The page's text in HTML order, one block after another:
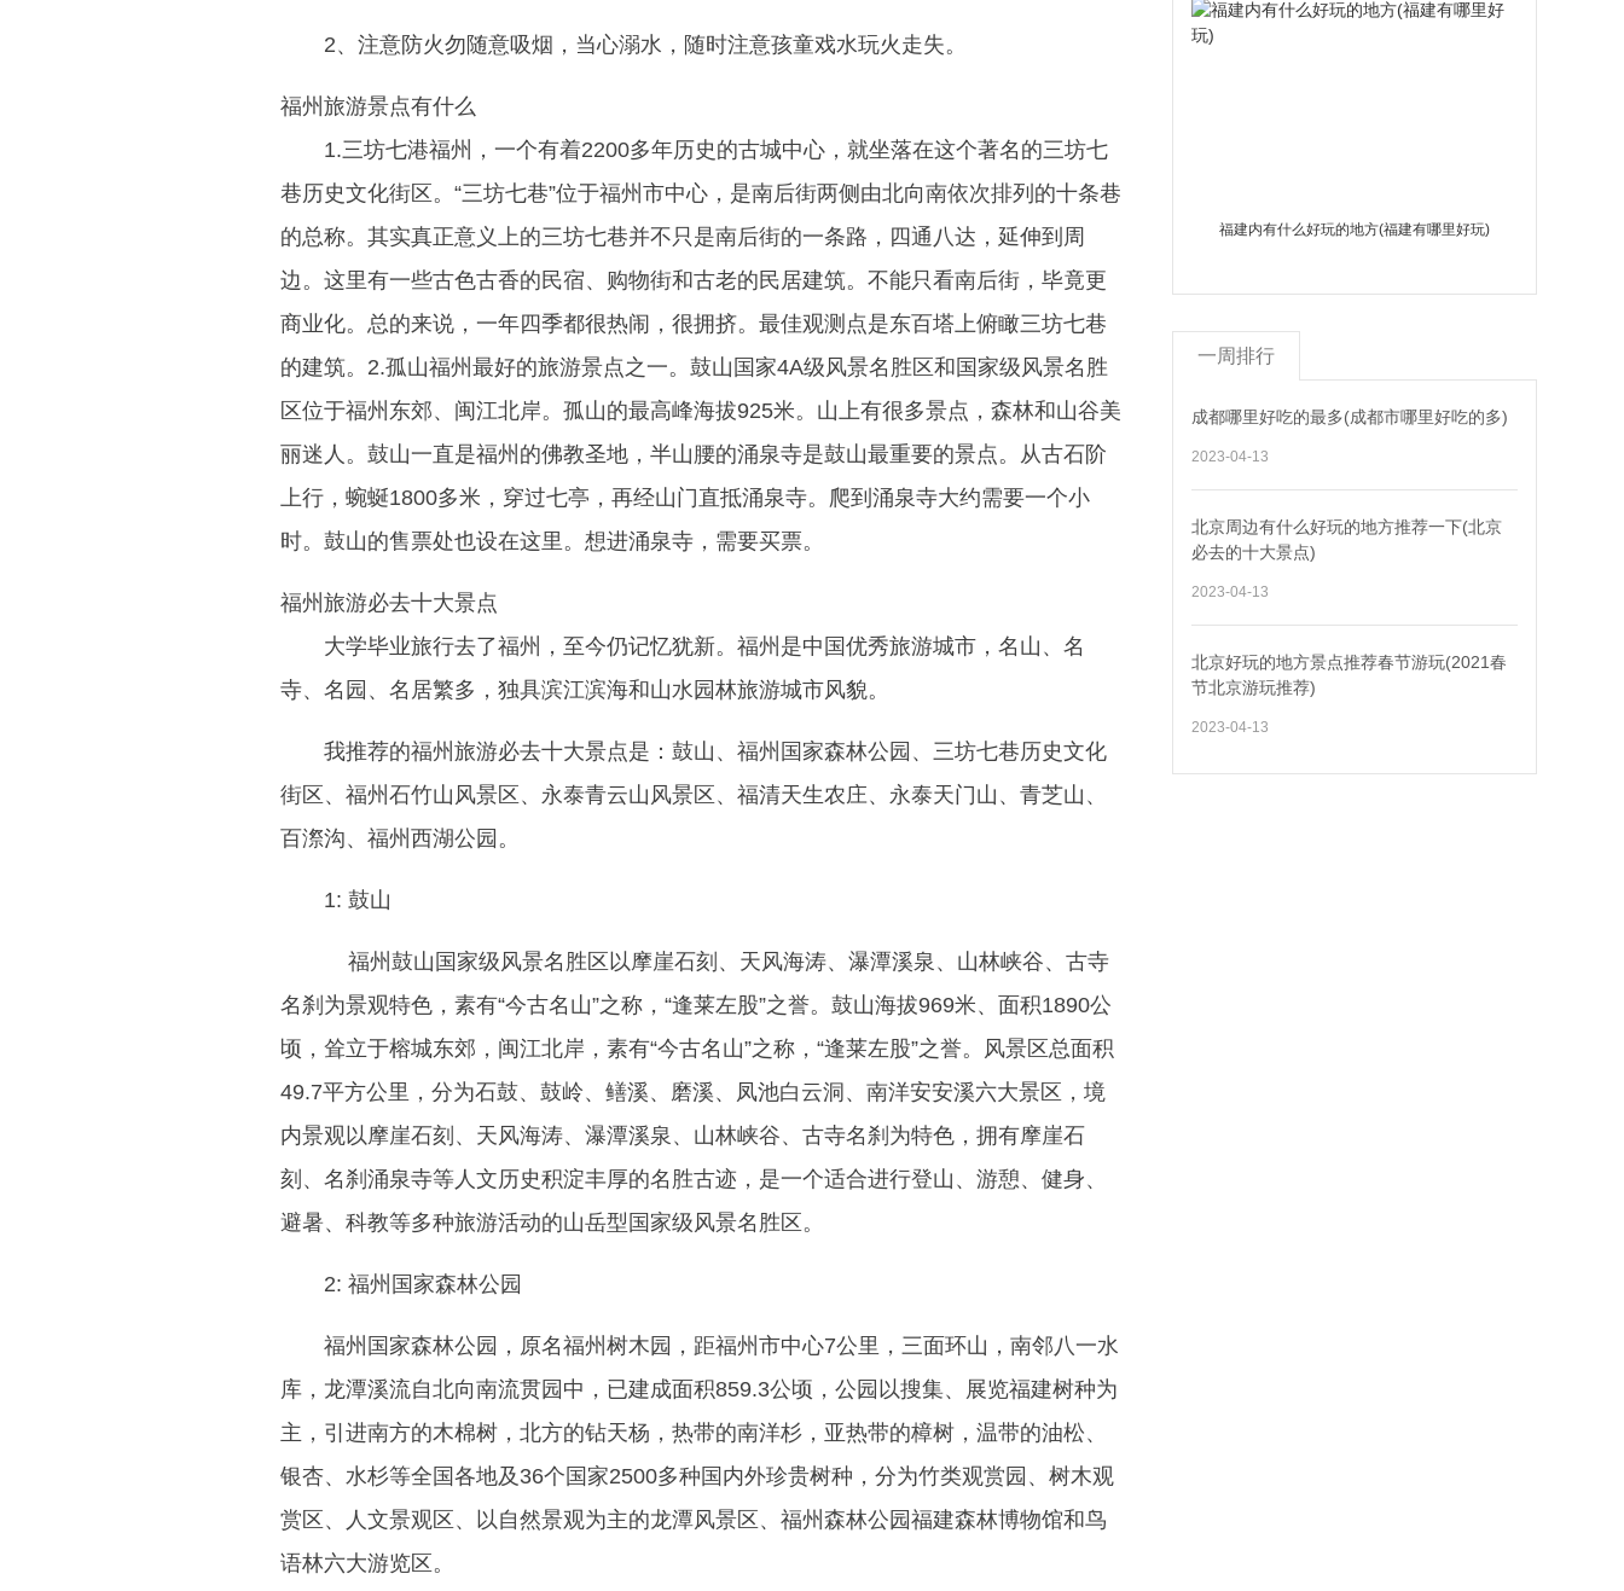
2、注意防火勿随意吸烟，当心溺水，随时注意孩童戏水玩火走失。
福州旅游景点有什么
1.三坊七港福州，一个有着2200多年历史的古城中心，就坐落在这个著名的三坊七
巷历史文化街区。“三坊七巷”位于福州市中心，是南后街两侧由北向南依次排列的十条巷
的总称。其实真正意义上的三坊七巷并不只是南后街的一条路，四通八达，延伸到周
边。这里有一些古色古香的民宿、购物街和古老的民居建筑。不能只看南后街，毕竟更
商业化。总的来说，一年四季都很热闹，很拥挤。最佳观测点是东百塔上俯瞰三坊七巷
的建筑。2.孤山福州最好的旅游景点之一。鼓山国家4A级风景名胜区和国家级风景名胜
区位于福州东郊、闽江北岸。孤山的最高峰海拔925米。山上有很多景点，森林和山谷美
丽迷人。鼓山一直是福州的佛教圣地，半山腰的涌泉寺是鼓山最重要的景点。从古石阶
上行，蜿蜒1800多米，穿过七亭，再经山门直抵涌泉寺。爬到涌泉寺大约需要一个小
时。鼓山的售票处也设在这里。想进涌泉寺，需要买票。
福州旅游必去十大景点
大学毕业旅行去了福州，至今仍记忆犹新。福州是中国优秀旅游城市，名山、名
寺、名园、名居繁多，独具滨江滨海和山水园林旅游城市风貌。
我推荐的福州旅游必去十大景点是：鼓山、福州国家森林公园、三坊七巷历史文化
街区、福州石竹山风景区、永泰青云山风景区、福清天生农庄、永泰天门山、青芝山、
百漈沟、福州西湖公园。
1: 鼓山
福州鼓山国家级风景名胜区以摩崖石刻、天风海涛、瀑潭溪泉、山林峡谷、古寺
名刹为景观特色，素有“今古名山”之称，“逢莱左股”之誉。鼓山海拔969米、面积1890公
顷，耸立于榕城东郊，闽江北岸，素有“今古名山”之称，“逢莱左股”之誉。风景区总面积
49.7平方公里，分为石鼓、鼓岭、鳝溪、磨溪、凤池白云洞、南洋安安溪六大景区，境
内景观以摩崖石刻、天风海涛、瀑潭溪泉、山林峡谷、古寺名刹为特色，拥有摩崖石
刻、名刹涌泉寺等人文历史积淀丰厚的名胜古迹，是一个适合进行登山、游憩、健身、
避暑、科教等多种旅游活动的山岳型国家级风景名胜区。
2: 福州国家森林公园
福州国家森林公园，原名福州树木园，距福州市中心7公里，三面环山，南邻八一水
库，龙潭溪流自北向南流贯园中，已建成面积859.3公顷，公园以搜集、展览福建树种为
主，引进南方的木棉树，北方的钻天杨，热带的南洋杉，亚热带的樟树，温带的油松、
银杏、水杉等全国各地及36个国家2500多种国内外珍贵树种，分为竹类观赏园、树木观
赏区、人文景观区、以自然景观为主的龙潭风景区、福州森林公园福建森林博物馆和鸟
语林六大游览区。
福建内有什么好玩的地方(福建有哪里好玩)
一周排行
成都哪里好吃的最多(成都市哪里好吃的多)
2023-04-13
北京周边有什么好玩的地方推荐一下(北京
必去的十大景点)
2023-04-13
北京好玩的地方景点推荐春节游玩(2021春
节北京游玩推荐)
2023-04-13